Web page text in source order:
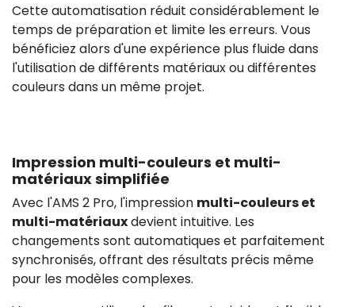
Cette automatisation réduit considérablement le
temps de préparation et limite les erreurs. Vous
bénéficiez alors d'une expérience plus fluide dans
l'utilisation de différents matériaux ou différentes
couleurs dans un même projet.
Impression multi-couleurs et multi-
matériaux simplifiée
Avec l'AMS 2 Pro, l'impression multi-couleurs et
multi-matériauxdevient intuitive. Les
changements sont automatiques et parfaitement
synchronisés, offrant des résultats précis même
pour les modèles complexes.